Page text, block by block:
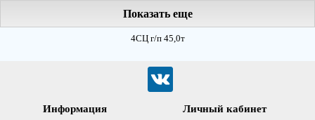
Показать еще
4СЦ г/п 45,0т
Информация Личный кабинет